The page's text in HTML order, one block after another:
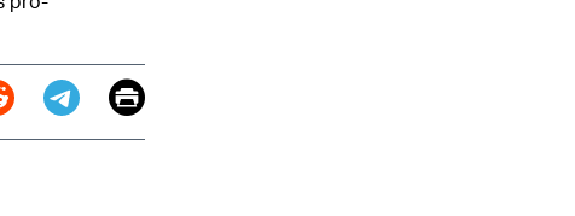
Telegram
EmailPrint